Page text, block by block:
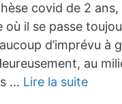
covid de 2
il se passe
d’imprévu à
au
… Lire la suite